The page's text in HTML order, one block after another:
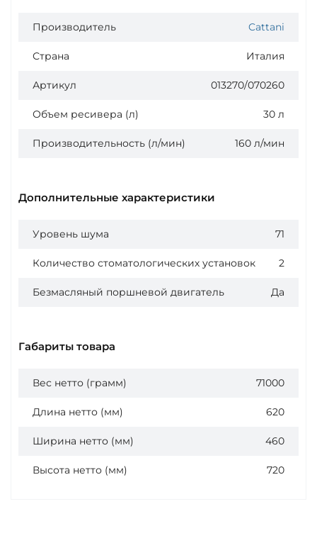
Производитель Cattani
Страна Италия
Артикул 013270/070260
Объем ресивера (л) 30 л
Производительность (л/мин) 160 л/мин
Дополнительные характеристики
Уровень шума 71
Количество стоматологических установок 2
Безмасляный поршневой двигатель Да
Габариты товара
Вес нетто (грамм) 71000
Длина нетто (мм) 620
Ширина нетто (мм) 460
Высота нетто (мм) 720